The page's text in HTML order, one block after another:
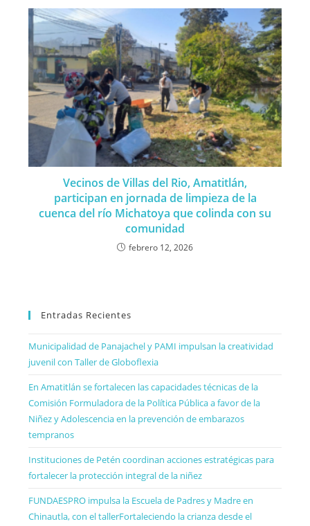
Vecinos de Villas del Rio, Amatitlán,
participan en jornada de limpieza de la
cuenca del río Michatoya que colinda con su
comunidad
febrero 12, 2026
Entradas Recientes
Municipalidad de Panajachel y PAMI impulsan la creatividad
juvenil con Taller de Globoflexia
En Amatitlán se fortalecen las capacidades técnicas de la
Comisión Formuladora de la Política Pública a favor de la
Niñez y Adolescencia en la prevención de embarazos
tempranos
Instituciones de Petén coordinan acciones estratégicas para
fortalecer la protección integral de la niñez
FUNDAESPRO impulsa la Escuela de Padres y Madre en
Chinautla, con el tallerFortaleciendo la crianza desde el